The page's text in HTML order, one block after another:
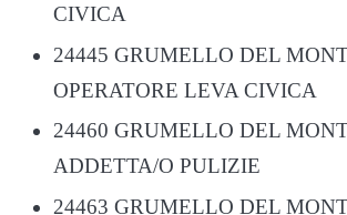
CIVICA
24445 GRUMELLO DEL
OPERATORE LEVA CIVICA
24460 GRUMELLO DEL
ADDETTA/O PULIZIE
24463 GRUMELLO DEL